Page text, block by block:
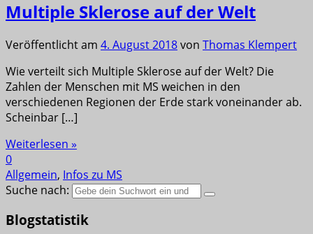
Multiple Sklerose auf der Welt
Veröffentlicht am 4. August 2018von Thomas Klempert
Wie verteilt sich Multiple Sklerose auf der Welt? Die
Zahlen der Menschen mit MS weichen in den
verschiedenen Regionen der Erde stark voneinander ab.
Scheinbar […]
Weiterlesen »
0
Allgemein, Infos zu MS
Suche nach:
Blogstatistik